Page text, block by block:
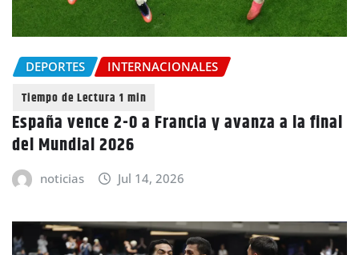
DEPORTES INTERNACIONALES
España vence 2-0 a Francia y avanza a la final
del Mundial 2026
noticias Jul 14, 2026